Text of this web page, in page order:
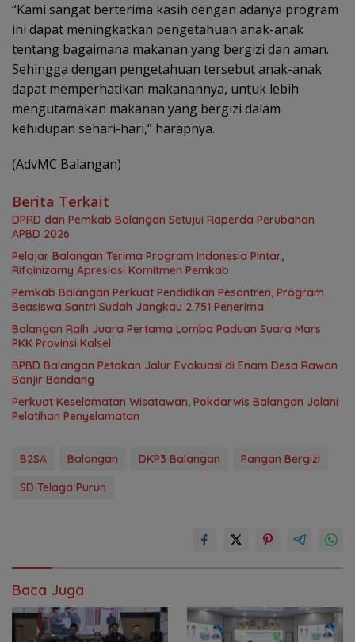
“Kami sangat berterima kasih dengan adanya program
ini dapat meningkatkan pengetahuan anak-anak
tentang bagaimana makanan yang bergizi dan aman.
Sehingga dengan pengetahuan tersebut anak-anak
dapat memperhatikan makanannya, untuk lebih
mengutamakan makanan yang bergizi dalam
kehidupan sehari-hari,” harapnya.
(AdvMC Balangan)
Berita Terkait
DPRD dan Pemkab Balangan Setujui Raperda Perubahan
APBD 2026
Pelajar Balangan Terima Program Indonesia Pintar,
Rifqinizamy Apresiasi Komitmen Pemkab
Pemkab Balangan Perkuat Pendidikan Pesantren, Program
Beasiswa Santri Sudah Jangkau 2.751 Penerima
Balangan Raih Juara Pertama Lomba Paduan Suara Mars
PKK Provinsi Kalsel
BPBD Balangan Petakan Jalur Evakuasi di Enam Desa Rawan
Banjir Bandang
Perkuat Keselamatan Wisatawan, Pokdarwis Balangan Jalani
Pelatihan Penyelamatan
B2SA Balangan DKP3 Balangan
Pangan Bergizi
SD Telaga Purun
Baca Juga